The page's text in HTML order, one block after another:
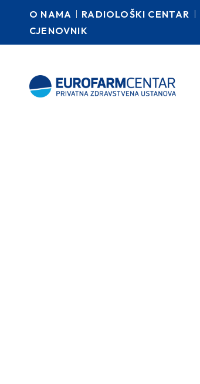
O NAMA RADIOLOŠKI CENTAR
CJENOVNIK